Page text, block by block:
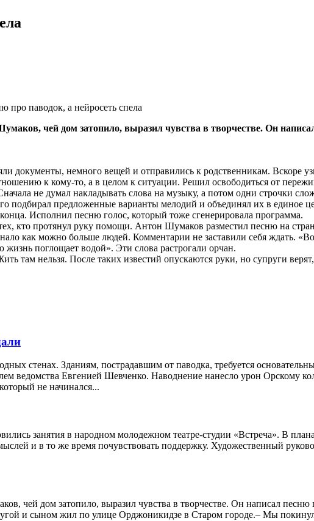
чей дом затопило, выразил чувства в творчестве. Он
документы, немного вещей и отправились к родственникам. Вскоре
к кому-то, а в целом к ситуации. Решил освободиться от
не думал накладывать слова на музыку, а потом одни строчки
подбирал предложенные варианты мелодий и объединял их в единое
Исполнил песню голос, который тоже сгенерировала программа.
кто протянул руку помощи. Антон Шумаков разместил песню на
как можно больше людей. Комментарии не заставили себя ждать.
поглощает водой». Эти слова растрогали орчан.
нельзя. После таких известий опускаются руки, но супруги
стенах. Зданиям, пострадавшим от паводка, требуется
ведомства Евгенией Шевченко. Наводнение нанесло урон Орскому
не начинался...
занятия в народном молодежном театре-студии «Встреча». В
и в то же время почувствовать поддержку. Художественный
чей дом затопило, выразил чувства в творчестве. Он написал песню
и сыном жил по улице Орджоникидзе в Старом городе.– Мы